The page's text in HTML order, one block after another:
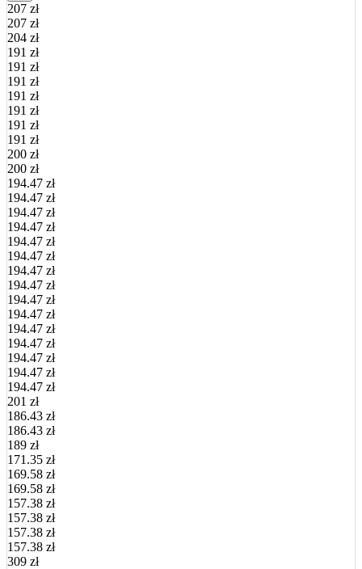
207 zł
207 zł
204 zł
191 zł
191 zł
191 zł
191 zł
191 zł
191 zł
191 zł
200 zł
200 zł
194.47 zł
194.47 zł
194.47 zł
194.47 zł
194.47 zł
194.47 zł
194.47 zł
194.47 zł
194.47 zł
194.47 zł
194.47 zł
194.47 zł
194.47 zł
194.47 zł
194.47 zł
201 zł
186.43 zł
186.43 zł
189 zł
171.35 zł
169.58 zł
169.58 zł
157.38 zł
157.38 zł
157.38 zł
157.38 zł
309 zł